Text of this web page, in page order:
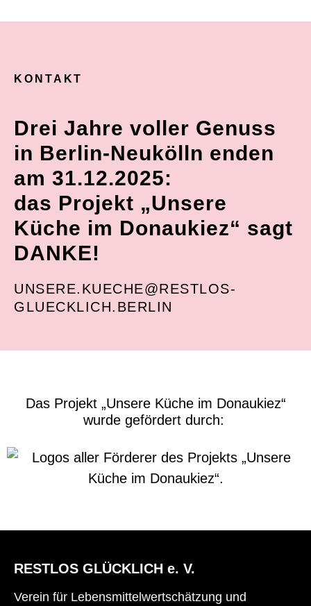
KONTAKT
Drei Jahre voller Genuss
in Berlin-Neukölln enden
am 31.12.2025:
das Projekt „Unsere
Küche im Donaukiez“ sagt
DANKE!
UNSERE.KUECHE@RESTLOS-
GLUECKLICH.BERLIN
Das Projekt „Unsere Küche im Donaukiez“
wurde gefördert durch:
RESTLOS GLÜCKLICH e. V.
Verein für Lebensmittelwertschätzung und